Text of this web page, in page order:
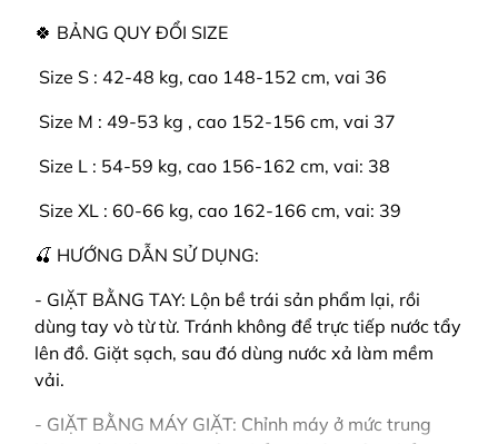
🍀 BẢNG QUY ĐỔI SIZE
️ Size S : 42-48 kg, cao 148-152 cm, vai 36
️ Size M : 49-53 kg , cao 152-156 cm, vai 37
️ Size L : 54-59 kg, cao 156-162 cm, vai: 38
️ Size XL : 60-66 kg, cao 162-166 cm, vai: 39
🍒 HƯỚNG DẪN SỬ DỤNG:
- GIẶT BẰNG TAY: Lộn bề trái sản phẩm lại, rồi
dùng tay vò từ từ. Tránh không để trực tiếp nước tẩy
lên đồ. Giặt sạch, sau đó dùng nước xả làm mềm
vải.
- GIẶT BẰNG MÁY GIẶT: Chỉnh máy ở mức trung